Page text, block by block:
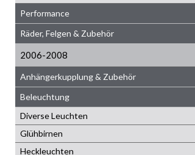
Performance
Räder, Felgen & Zubehör
2006-2008
Anhängerkupplung & Zubehör
Beleuchtung
Diverse Leuchten
Glühbirnen
Heckleuchten